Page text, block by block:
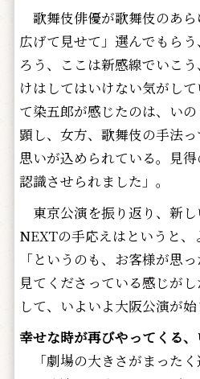
歌舞伎俳優が歌舞伎のあ
広げて見せて」選んでもら
ろう、ここは新感線でいこ
けはしてはいけない気がし
て染五郎が感じたのは、い
顕し、女方、歌舞伎の手法
思いが込められている。見
認識させられました」。
東京公演を振り返り、新し
NEXTの手応えはというと、
「というのも、お客様が思
見てくださっている感じが
して、いよいよ大阪公演が始
幸せな時が再びやってくる
「劇場の大きさがまった